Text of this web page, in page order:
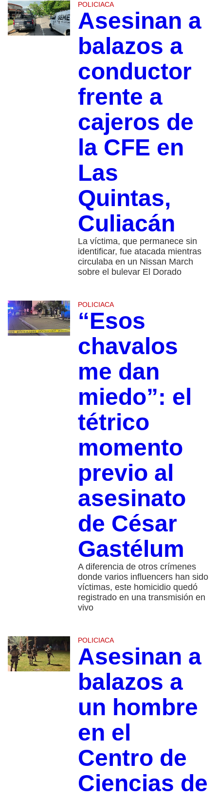
POLICIACA
Asesinan a
balazos a
conductor
frente a
cajeros de
la CFE en
Las
Quintas,
Culiacán
La víctima, que permanece sin
identificar, fue atacada mientras
circulaba en un Nissan March
sobre el bulevar El Dorado
POLICIACA
“Esos
chavalos
me dan
miedo”: el
tétrico
momento
previo al
asesinato
de César
Gastélum
A diferencia de otros crímenes
donde varios influencers han sido
víctimas, este homicidio quedó
registrado en una transmisión en
vivo
POLICIACA
Asesinan a
balazos a
un hombre
en el
Centro de
Ciencias de